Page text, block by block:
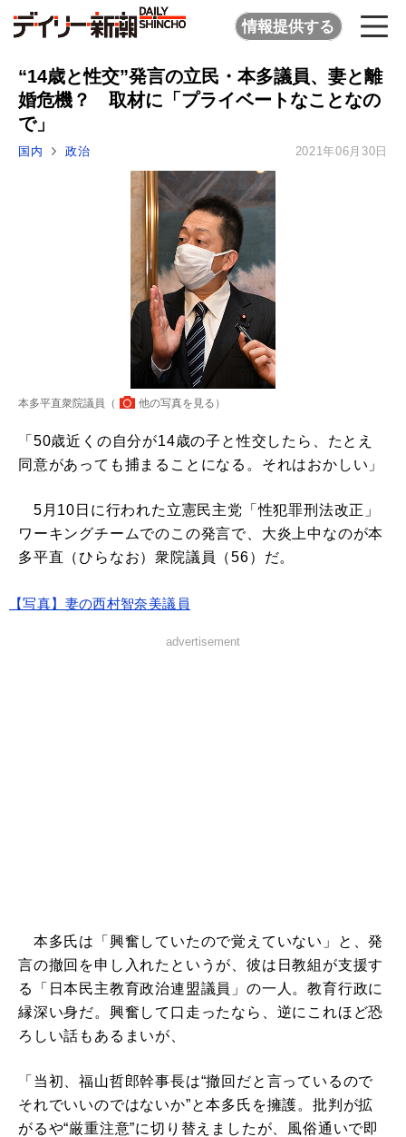
情報提供する
“14歳と性交”発言の立民・本多議員、妻と離
婚危機？ 取材に「プライベートなことなの
で」
国内 政治 2021年06月30日
本多平直衆院議員（ 他の写真を見る ）
「50歳近くの自分が14歳の子と性交したら、たとえ
同意があっても捕まることになる。それはおかしい」
5月10日に行われた立憲民主党「性犯罪刑法改正」
ワーキングチームでのこの発言で、大炎上中なのが本
多平直（ひらなお）衆院議員（56）だ。
【写真】妻の西村智奈美議員
advertisement
本多氏は「興奮していたので覚えていない」と、発
言の撤回を申し入れたというが、彼は日教組が支援す
る「日本民主教育政治連盟議員」の一人。教育行政に
縁深い身だ。興奮して口走ったなら、逆にこれほど恐
ろしい話もあるまいが、
「当初、福山哲郎幹事長は“撤回だと言っているので
それでいいのではないか”と本多氏を擁護。批判が拡
がるや“厳重注意”に切り替えましたが、風俗通いで即